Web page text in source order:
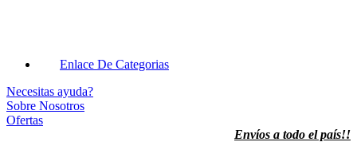
Enlace De Categorias
Necesitas ayuda?
Sobre Nosotros
Ofertas
Envíos a todo el país!!